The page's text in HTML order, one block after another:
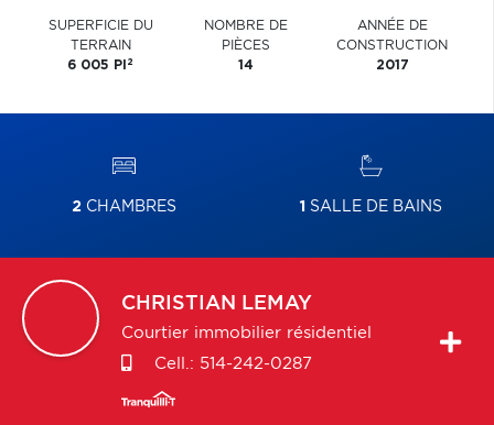
SUPERFICIE DU
TERRAIN
6 005 PI 2
NOMBRE DE
PIÈCES
14
ANNÉE DE
CONSTRUCTION
2017
2CHAMBRES 1 SALLE DE BAINS
CHRISTIAN LEMAY
Courtier immobilier résidentiel
Cell.: 514-242-0287